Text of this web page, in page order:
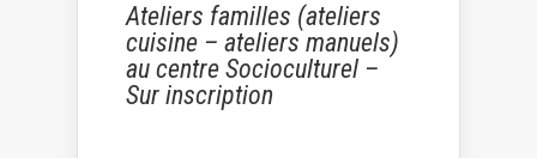
Ateliers familles (ateliers
cuisine – ateliers manuels)
au centre Socioculturel –
Sur inscription